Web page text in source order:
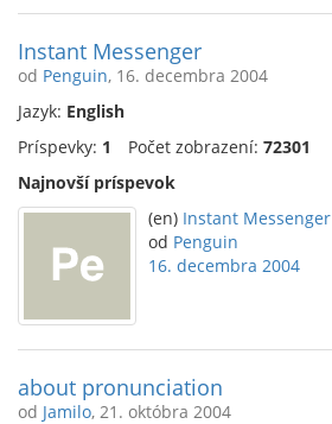
Instant Messenger
od Penguin, 16. decembra 2004
Jazyk: English
Príspevky: 1 Počet zobrazení: 72301
Najnovší príspevok
(en) Instant Messenger
od Penguin
16. decembra 2004
about pronunciation
od Jamilo, 21. októbra 2004